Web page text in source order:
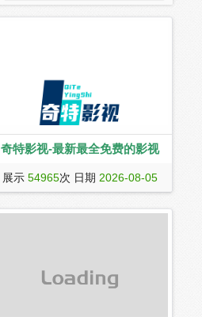
奇特影视-最新最全免费的影视
奇特影视致力于提供最新、最全的影视
展示 54965次 日期 2026-08-05